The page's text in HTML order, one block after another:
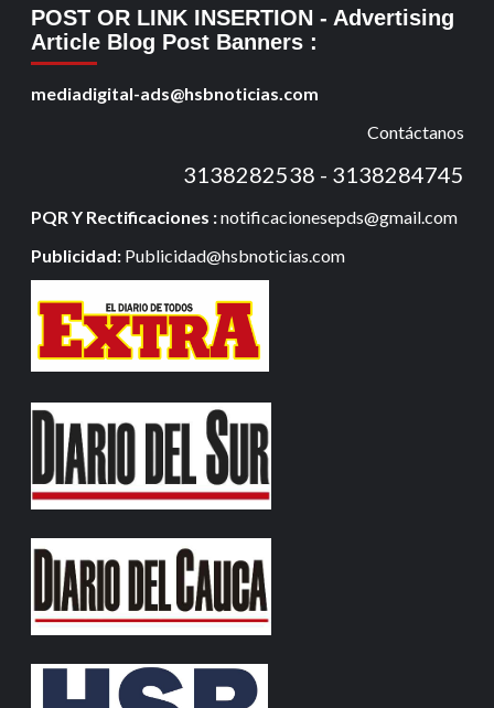
POST OR LINK INSERTION - Advertising
Article Blog Post Banners :
mediadigital-ads@hsbnoticias.com
Contáctanos
3138282538 - 3138284745
PQR Y Rectificaciones :notificacionesepds@gmail.com
Publicidad: Publicidad@hsbnoticias.com